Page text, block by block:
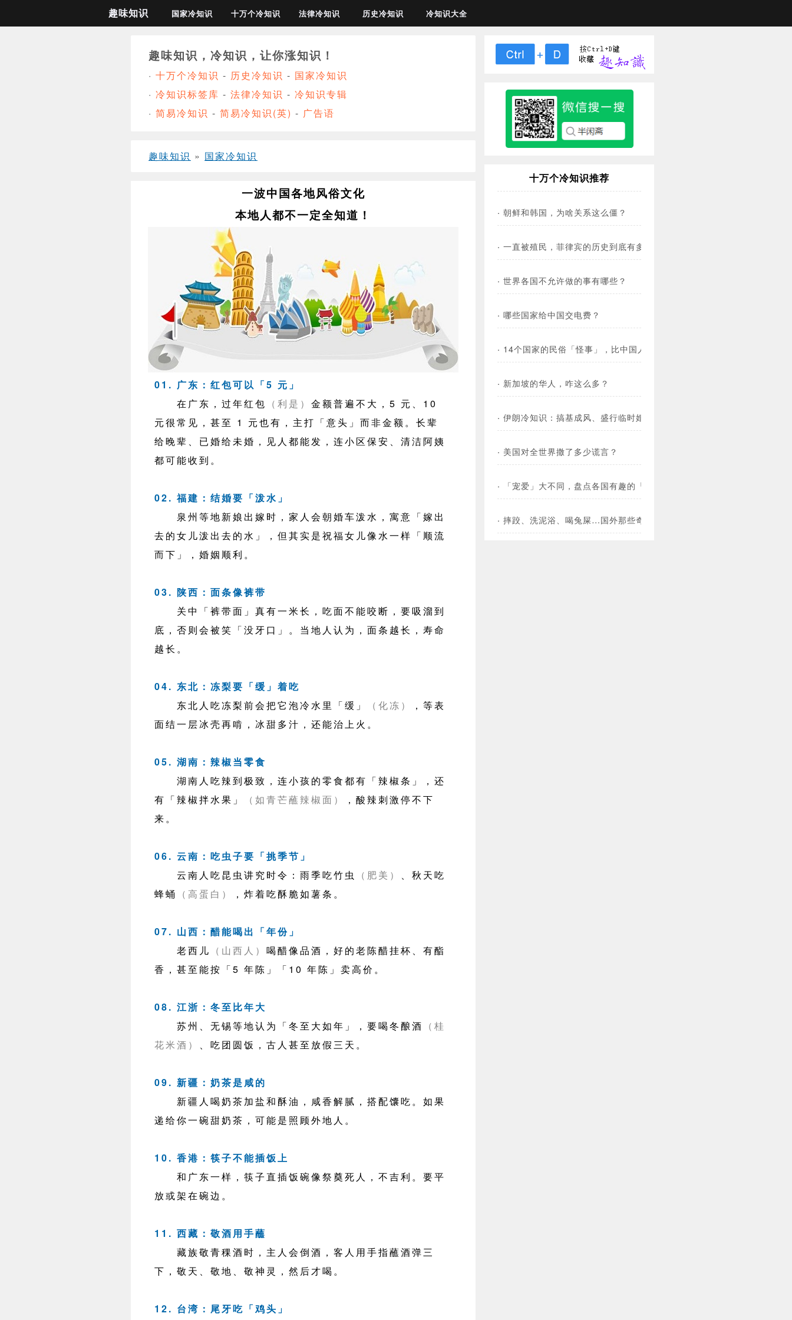
趣味知识 国家冷知识 十万个冷知识 法律冷知识 历史冷知识 冷知识大全
趣味知识，冷知识，让你涨知识！
· 十万个冷知识 - 历史冷知识 - 国家冷知识
· 冷知识标签库 - 法律冷知识 - 冷知识专辑
· 简易冷知识 - 简易冷知识(英) - 广告语
趣味知识 » 国家冷知识
一波中国各地风俗文化
本地人都不一定全知道！
01. 广东：红包可以「5 元」
在广东，过年红包 （利是） 金额普遍不大，5 元、10
元很常见，甚至 1 元也有，主打「意头」而非金额。长辈
给晚辈、已婚给未婚，见人都能发，连小区保安、清洁阿姨
都可能收到。
02. 福建：结婚要「泼水」
泉州等地新娘出嫁时，家人会朝婚车泼水，寓意「嫁出
去的女儿泼出去的水」，但其实是祝福女儿像水一样「顺流
而下」，婚姻顺利。
03. 陕西：面条像裤带
关中「裤带面」真有一米长，吃面不能咬断，要吸溜到
底，否则会被笑「没牙口」。当地人认为，面条越长，寿命
越长。
04. 东北：冻梨要「缓」着吃
东北人吃冻梨前会把它泡冷水里「缓」
（化冻）
，等表
面结一层冰壳再啃，冰甜多汁，还能治上火。
05. 湖南：辣椒当零食
湖南人吃辣到极致，连小孩的零食都有「辣椒条」，还
有「辣椒拌水果」
（如青芒蘸辣椒面）
，酸辣刺激停不下
来。
06. 云南：吃虫子要「挑季节」
云南人吃昆虫讲究时令：雨季吃竹虫
（肥美） 、秋天吃
蜂蛹
（高蛋白） ，炸着吃酥脆如薯条。
07. 山西：醋能喝出「年份」
老西儿 （山西人） 喝醋像品酒，好的老陈醋挂杯、有酯
香，甚至能按「5 年陈」「10 年陈」卖高价。
08. 江浙：冬至比年大
苏州、无锡等地认为「冬至大如年」，要喝冬酿酒 （桂
花米酒） 、吃团圆饭，古人甚至放假三天。
09. 新疆：奶茶是咸的
新疆人喝奶茶加盐和酥油，咸香解腻，搭配馕吃。如果
递给你一碗甜奶茶，可能是照顾外地人。
10. 香港：筷子不能插饭上
和广东一样，筷子直插饭碗像祭奠死人，不吉利。要平
放或架在碗边。
11. 西藏：敬酒用手蘸
藏族敬青稞酒时，主人会倒酒，客人用手指蘸酒弹三
下，敬天、敬地、敬神灵，然后才喝。
12. 台湾：尾牙吃「鸡头」
十万个冷知识推荐
· 朝鲜和韩国，为啥关系这么僵？
· 一直被殖民，菲律宾的历史到底有多惨？
· 世界各国不允许做的事有哪些？
· 哪些国家给中国交电费？
· 14个国家的民俗「怪事」，比中国人不喜「4」更离奇！
· 新加坡的华人，咋这么多？
· 伊朗冷知识：搞基成风、盛行临时婚姻…
· 美国对全世界撒了多少谎言？
· 「宠爱」大不同，盘点各国有趣的「宠物」保护法！
· 摔跤、洗泥浴、喝兔屎…国外那些奇葩的解酒秘籍！